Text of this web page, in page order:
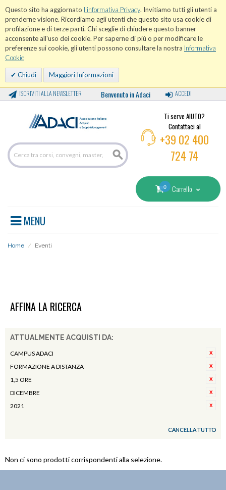
Questo sito ha aggiornato l'informativa Privacy. Invitiamo tutti gli utenti a
prenderne visione. Ricordiamo agli utenti che questo sito usa cookie di
profilazione e di terze parti. Chi sceglie di chiudere questo banner
acconsente all'uso dei cookie. Per saperne di più o per modificare le
preferenze sui cookie, gli utenti possono consultare la nostra Informativa
Cookie
Chiudi Maggiori Informazioni
ISCRIVITI ALLA NEWSLETTER Benvenuto in Adaci ACCEDI
Ti serve AIUTO?
Contattaci al
+39 02 400
724 74
0 Carrello
MENU
Home / Eventi
AFFINA LA RICERCA
ATTUALMENTE ACQUISTI DA:
CAMPUS ADACI
FORMAZIONE A DISTANZA
1,5 ORE
DICEMBRE
2021
CANCELLA TUTTO
Non ci sono prodotti corrispondenti alla selezione.